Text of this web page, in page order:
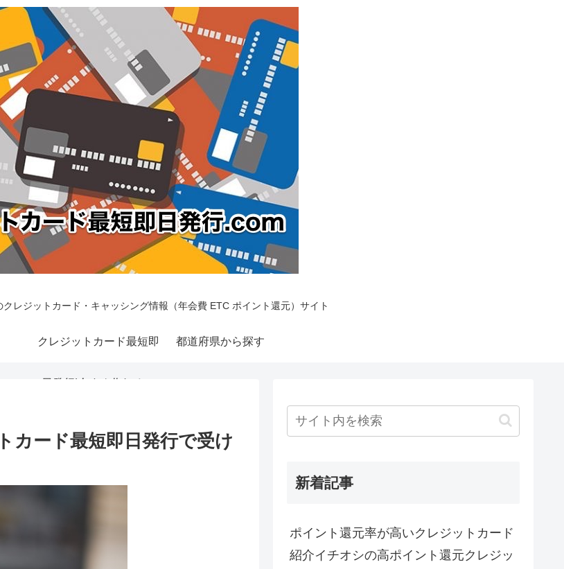
レジットカード・キャッシング情報（年会費 ETC ポイント還元）サイト
クレジットカード最短即
日発行|今すぐ作れる！
都道府県から探す
カード最短即日発行で受け
新着記事
ポイント還元率が高いクレジットカード
紹介イチオシの高ポイント還元クレジッ